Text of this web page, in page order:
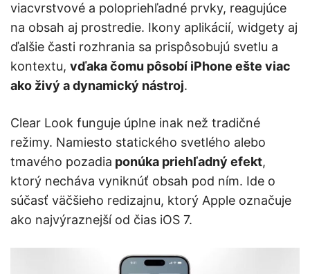
viacvrstvové a polopriehľadné prvky, reagujúce
na obsah aj prostredie. Ikony aplikácií, widgety aj
ďalšie časti rozhrania sa prispôsobujú svetlu a
kontextu, vďaka čomu pôsobí iPhone ešte viac
ako živý a dynamický nástroj.
Clear Look funguje úplne inak než tradičné
režimy. Namiesto statického svetlého alebo
tmavého pozadia ponúka priehľadný efekt,
ktorý necháva vyniknúť obsah pod ním. Ide o
súčasť väčšieho redizajnu, ktorý Apple označuje
ako najvýraznejší od čias iOS 7.